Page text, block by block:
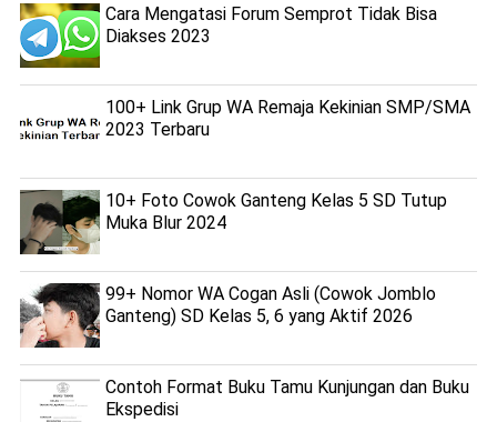
Cara Mengatasi Forum Semprot Tidak Bisa
Diakses 2023
100+ Link Grup WA Remaja Kekinian SMP/SMA
2023 Terbaru
10+ Foto Cowok Ganteng Kelas 5 SD Tutup
Muka Blur 2024
99+ Nomor WA Cogan Asli (Cowok Jomblo
Ganteng) SD Kelas 5, 6 yang Aktif 2026
Contoh Format Buku Tamu Kunjungan dan Buku
Ekspedisi